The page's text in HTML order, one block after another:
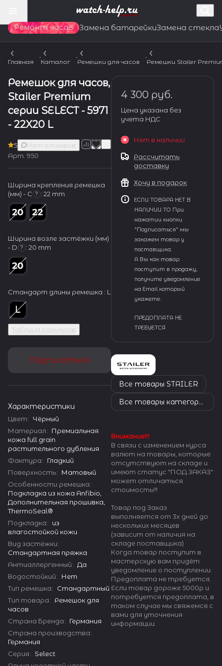
Ремонт часов Замена батарейкиЗамена стекла
Главная Каталог Ремешки для часов Ремешки Stailer
Ремешок для часов,
Stailer Premium
серии SELECT - 5971
- 22X20 L
5
Нет отзывов
Арт. 950
Ширина крепления ремешка
(мм) - С ? : 22 mm
Ширина возле застёжки (мм)
- D ? : 20 mm
Стандарт длины ремешка : L
Таблица размеров
Подписаться
Характеристики
Цвет: Чёрный
Материал: Премиальная
кожа full grain
растительного дубления
Фактура: Гладкий
Поверхность: Матовый
Особенности ремешка:
Подкладка из кожа Anfibio,
Дополнительная прошивка,
ThermoSeal®
Подкладка: из
влагостойкой кожи
Вид застёжки:
Стандартная пряжка
Антиаллергенный: Да
Водостойкий: Нет
Тип ремешка: Стандартный
Тип товара: Ремешок для
часов
Страна Бренда: Германия
Страна производства:
Германия
Серия: Select
4 300 руб.
Цена указана без
учета НДС
Нет в наличии
Рассчитать
доставку
Хочу в подарок
ЕСЛИ ТОВАРА НЕТ В
НАЛИЧИИ ТО При
нажатии кнопки
"Подписаться" мы
закажем товар у
поставщика.
А Вы как товар
поступит в продажу,
получите уведомление
на Email который
укажете.
ПРЕДОПЛАТА НЕ
ТРЕБУЕТСЯ
Все товары STAILER
Все товары категории
Внимание!!!
В связи с изменением курса
валют на товары, которые
отсутствуют на складе и
имеют статус "ПОД ЗАКАЗ"
может отличаться
стоимость!!!
Товар под Заказ
выполняется от 3х дней до
нескольких месяцев
(зависит от наличия на
складе поставщика)
Когда товар поступит в
мастерскую вам придёт
уведомление о поступлении.
Предоплата не требуется.
Если товар дороже 5000р и
потребуется предоплата, в
таком случае мы свяжемся с
вами для уточнения
информации.